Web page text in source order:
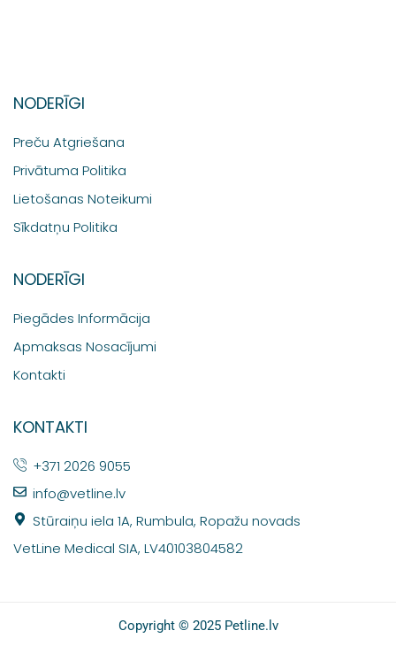
NODERĪGI
Preču Atgriešana
Privātuma Politika
Lietošanas Noteikumi
Sīkdatņu Politika
NODERĪGI
Piegādes Informācija
Apmaksas Nosacījumi
Kontakti
KONTAKTI
+371 2026 9055
info@vetline.lv
Stūraiņu iela 1A, Rumbula, Ropažu novads
VetLine Medical SIA, LV40103804582
Copyright © 2025 Petline.lv